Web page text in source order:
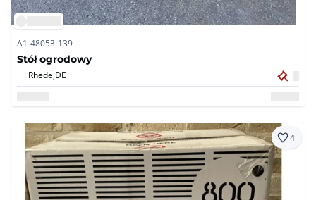
A1-48053-139
Stół ogrodowy
Rhede,DE
4